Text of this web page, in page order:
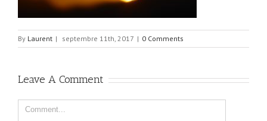
By Laurent | septembre 11th, 2017 | 0 Comments
Leave A Comment
Comment